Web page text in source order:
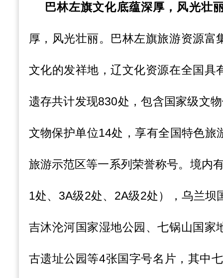
巴林左旗文化底蕴深厚，风光壮
厚，风光壮丽。巴林左旗旅游资源富
文化的发祥地，辽文化资源在全国具
遗存共计发现830处，包含国家级文
文物保护单位14处，享有全国特色旅
旅游示范区等一系列荣誉称号。境内
1处、3A级2处、2A级2处），乌兰坝
吉沐沦河国家湿地公园、七锅山国家
古遗址公园等4张国字号名片，其中